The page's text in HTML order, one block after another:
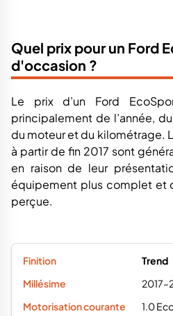
Quel prix pour un Ford
d'occasion ?
Le prix d’un Ford
principalement de l’année,
du moteur et du kilométrage.
à partir de fin 2017 sont
en raison de leur
équipement plus complet et
perçue.
Trend
1.0